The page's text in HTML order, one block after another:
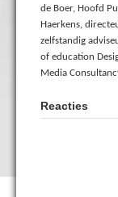
de Boer, Hoofd
Haerkens,
zelfstandig
of education
Media
Reacties